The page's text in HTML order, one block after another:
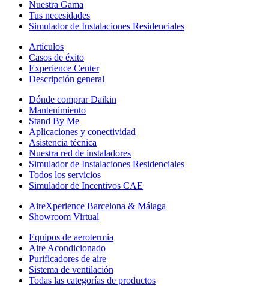
Nuestra Gama
Tus necesidades
Simulador de Instalaciones Residenciales
Artículos
Casos de éxito
Experience Center
Descripción general
Dónde comprar Daikin
Mantenimiento
Stand By Me
Aplicaciones y conectividad
Asistencia técnica
Nuestra red de instaladores
Simulador de Instalaciones Residenciales
Todos los servicios
Simulador de Incentivos CAE
AireXperience Barcelona & Málaga
Showroom Virtual
Equipos de aerotermia
Aire Acondicionado
Purificadores de aire
Sistema de ventilación
Todas las categorías de productos